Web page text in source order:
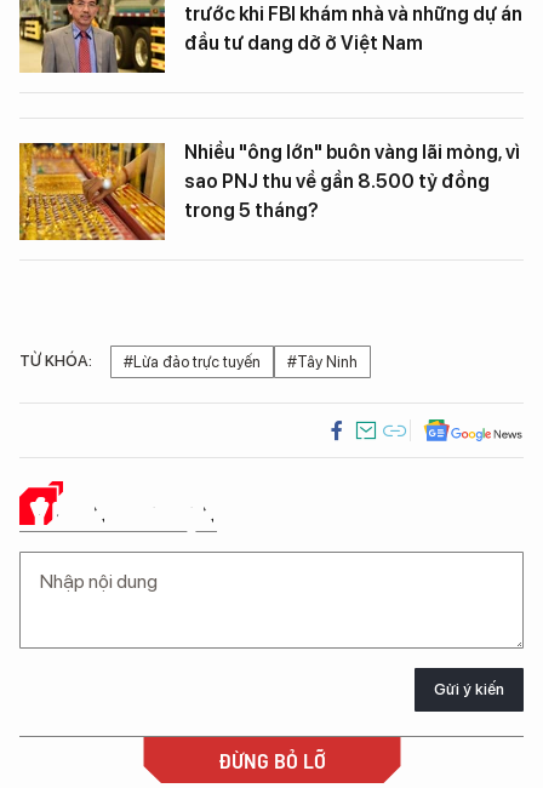
trước khi FBI khám nhà và những dự án
đầu tư dang dở ở Việt Nam
Nhiều "ông lớn" buôn vàng lãi mỏng, vì
sao PNJ thu về gần 8.500 tỷ đồng
trong 5 tháng?
TỪ KHÓA: #Lừa đảo trực tuyến #Tây Ninh
Ý KIẾN CỦA BẠN
Gửi ý kiến
ĐỪNG BỎ LỠ